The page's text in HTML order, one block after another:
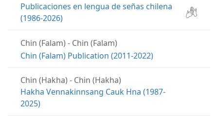
Publicaciones en lengua de señas chilena
(1986-2026)
Chin (Falam) - Chin (Falam)
Chin (Falam) Publication (2011-2022)
Chin (Hakha) - Chin (Hakha)
Hakha Vennakinnsang Cauk Hna (1987-
2025)